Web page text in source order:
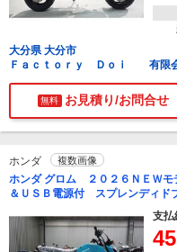
大分県 大分市
Ｆａｃｔｏｒｙ Ｄｏｉ 有限
無料 お見積り/お問合せ
ホンダ 複数画像
ホンダ グロム ２０２６ＮＥＷ
＆ＵＳＢ電源付 スプレンディ
支払
45